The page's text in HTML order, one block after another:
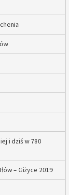
i dziś w 780
– Giżyce 2019